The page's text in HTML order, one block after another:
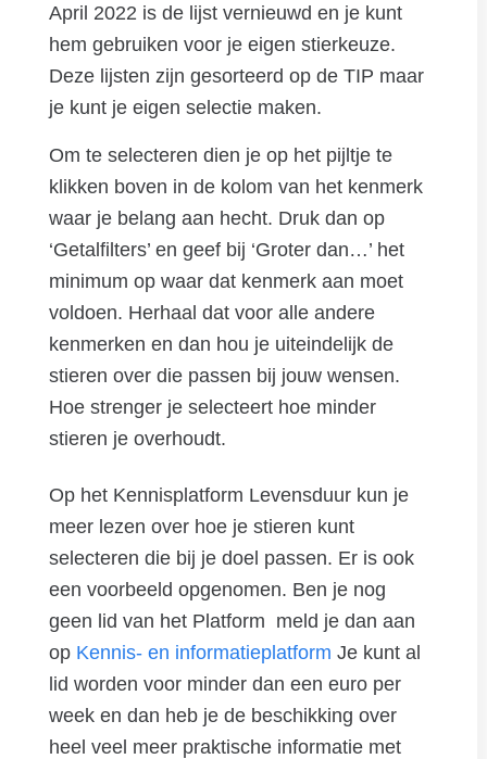
April 2022 is de lijst vernieuwd en je kunt
hem gebruiken voor je eigen stierkeuze.
Deze lijsten zijn gesorteerd op de TIP maar
je kunt je eigen selectie maken.
Om te selecteren dien je op het pijltje te
klikken boven in de kolom van het kenmerk
waar je belang aan hecht. Druk dan op
‘Getalfilters’ en geef bij ‘Groter dan…’ het
minimum op waar dat kenmerk aan moet
voldoen. Herhaal dat voor alle andere
kenmerken en dan hou je uiteindelijk de
stieren over die passen bij jouw wensen.
Hoe strenger je selecteert hoe minder
stieren je overhoudt.
Op het Kennisplatform Levensduur kun je
meer lezen over hoe je stieren kunt
selecteren die bij je doel passen. Er is ook
een voorbeeld opgenomen. Ben je nog
geen lid van het Platform meld je dan aan
op Kennis- en informatieplatform Je kunt al
lid worden voor minder dan een euro per
week en dan heb je de beschikking over
heel veel meer praktische informatie met